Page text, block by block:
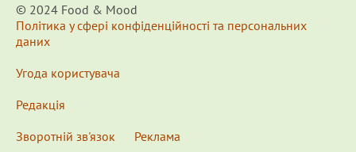
© 2024 Food & Мood
Політика у сфері конфіденційності та персональних
даних
Угода користувача
Редакція
Зворотній зв'язок
Реклама